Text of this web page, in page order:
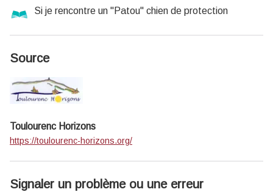
Si je rencontre un "Patou" chien de protection
Source
Toulourenc Horizons
https://toulourenc-horizons.org/
Signaler un problème ou une erreur